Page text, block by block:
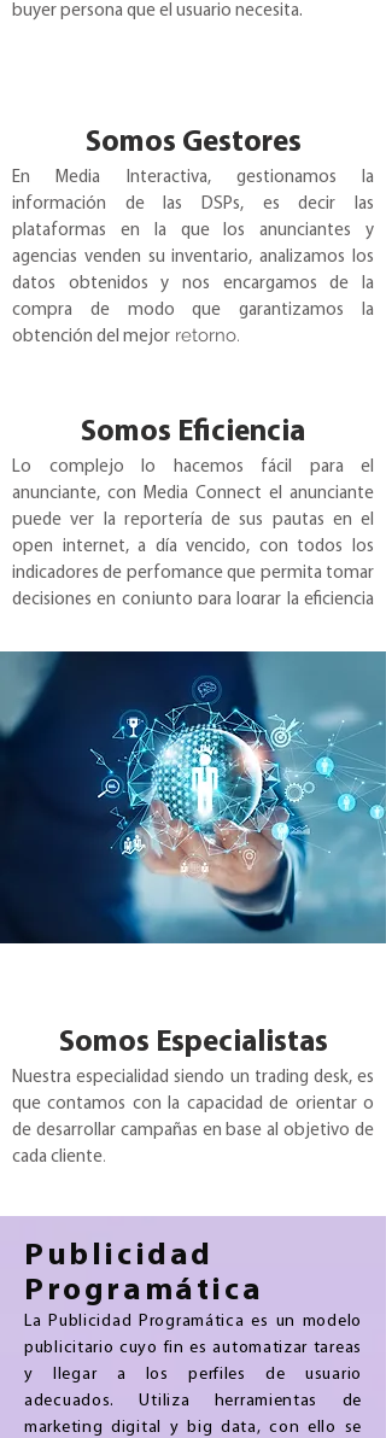
buyer persona que el usuario necesita.
Somos Gestores
En Media Interactiva, gestionamos la
información de las DSPs, es decir las
plataformas en la que los anunciantes y
agencias venden su inventario, analizamos los
datos obtenidos y nos encargamos de la
compra de modo que garantizamos la
obtención del mejor retorno.
Somos Eficiencia
Lo complejo lo hacemos fácil para el
anunciante, con Media Connect el anunciante
puede ver la reportería de sus pautas en el
open internet, a día vencido, con todos los
indicadores de perfomance que permita tomar
decisiones en conjunto para lograr la eficiencia
Somos Especialistas
Nuestra especialidad siendo un trading desk, es
que contamos con la capacidad de orientar o
de desarrollar campañas en base al objetivo de
cada cliente.
Publicidad
Programática
La Publicidad Programática es un modelo
publicitario cuyo fin es automatizar tareas
y llegar a los perfiles de usuario
adecuados. Utiliza herramientas de
marketing digital y big data, con ello se